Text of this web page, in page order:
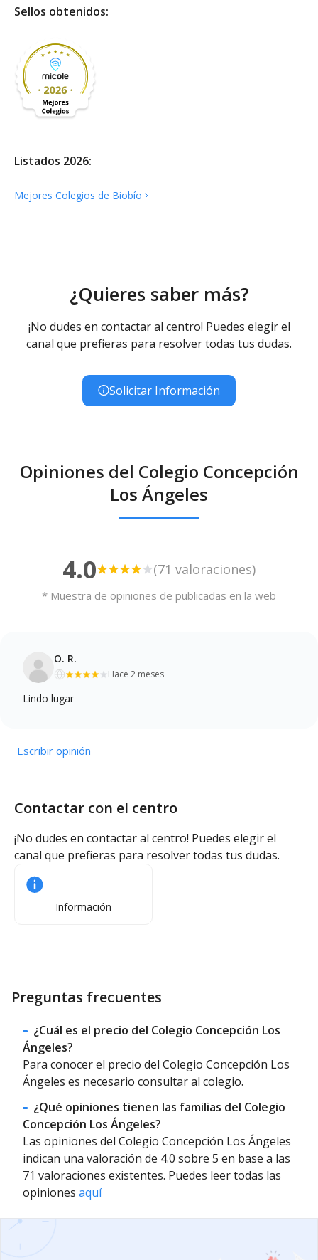
Sellos obtenidos:
Listados 2026:
Mejores Colegios de Biobío
¿Quieres saber más?
¡No dudes en contactar al centro! Puedes elegir el
canal que prefieras para resolver todas tus dudas.
Solicitar Información
Opiniones del Colegio Concepción
Los Ángeles
4.0 (71 valoraciones)
* Muestra de opiniones de publicadas en la web
O. R.
Hace 2 meses
Lindo lugar
Escribir opinión
Contactar con el centro
¡No dudes en contactar al centro! Puedes elegir el
canal que prefieras para resolver todas tus dudas.
Información
Preguntas frecuentes
¿Cuál es el precio del Colegio Concepción Los
Ángeles?
Para conocer el precio del Colegio Concepción Los
Ángeles es necesario consultar al colegio.
¿Qué opiniones tienen las familias del Colegio
Concepción Los Ángeles?
Las opiniones del Colegio Concepción Los Ángeles
indican una valoración de 4.0 sobre 5 en base a las
71 valoraciones existentes. Puedes leer todas las
opiniones aquí